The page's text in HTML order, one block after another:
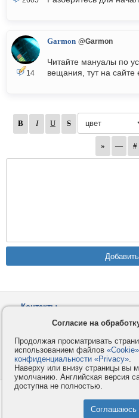
14
Garmon @Garmon
Читайте мануалы по
вещания, тут на сайте
Контакты
Компания
Как оплатить
© 2008-2026
Согласие на
Продолжая просматривать
использованием файлов
конфиденциальности «Privacy».
Наверху или внизу страницы вы
умолчанию. Английская версия
доступна не полностью.